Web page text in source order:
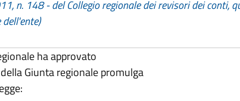
n. 148 - del Collegio regionale dei revisori dei
ha approvato
Giunta regionale promulga